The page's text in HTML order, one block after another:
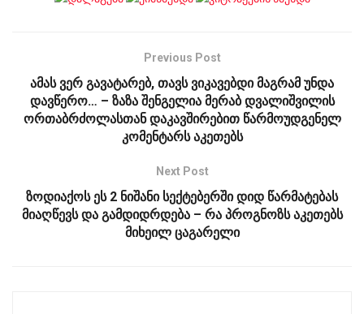
Previous Post
ამას ვერ გავატარებ, თავს ვიკავებდი მაგრამ უნდა
დავწერო… – ზაზა შენგელია მერაბ დვალიშვილის
ორთაბრძოლასთან დაკავშირებით წარმოუდგენელ
კომენტარს აკეთებს
Next Post
ზოდიაქოს ეს 2 ნიშანი სექტებერში დიდ წარმატებას
მიაღწევს და გამდიდრდება – რა პროგნოზს აკეთებს
მიხეილ ცაგარელი